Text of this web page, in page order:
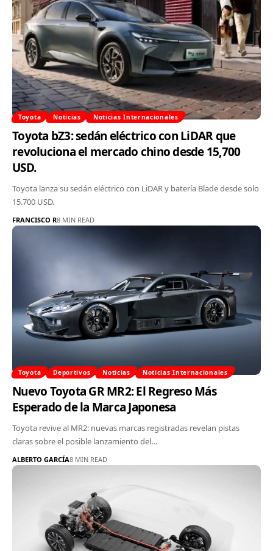
Toyota Noticias Noticias Internacionales
Toyota bZ3: sedán eléctrico con LiDAR que
revoluciona el mercado chino desde 15,700
USD.
Toyota lanza su sedán eléctrico con LiDAR y batería Blade desde solo
15.700 USD.
FRANCISCO R8 MIN READ
Toyota Deportivos Noticias Noticias Internacionales
Nuevo Toyota GR MR2: El Regreso Más
Esperado de la Marca Japonesa
Toyota revive al MR2: nuevas marcas registradas revelan pistas
claras sobre el posible lanzamiento del…
ALBERTO GARCÍA8 MIN READ